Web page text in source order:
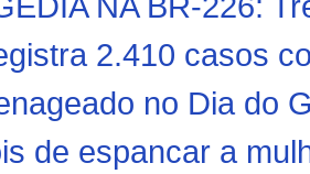
2.410 casos
no Dia do
de espancar a